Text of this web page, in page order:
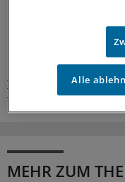
Niereninsuffizienz
MEHR ZUM
Alle